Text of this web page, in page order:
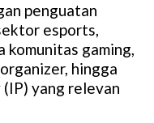
penguatan
esports,
komunitas gaming,
hingga
yang relevan